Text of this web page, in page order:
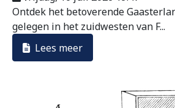
Ontdek het betoverende
gelegen in het zuidwesten van F...
Lees meer